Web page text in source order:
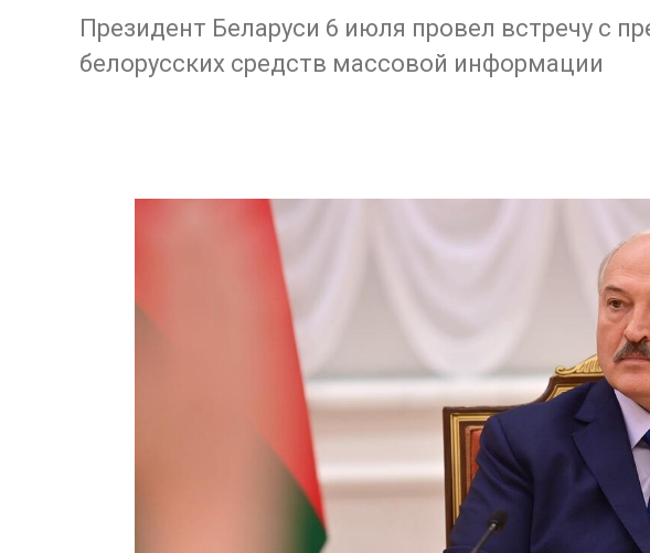
Президент Беларуси 6 июля провел встречу с
белорусских средств массовой информации